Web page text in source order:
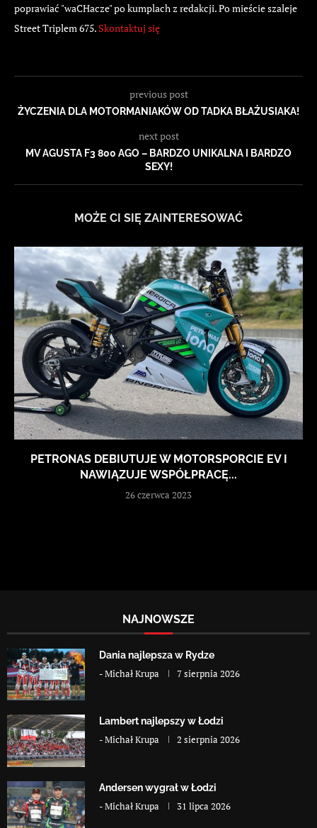
poprawiać "waCHacze" po kumplach z redakcji. Po mieście szaleje
Street Triplem 675. Skontaktuj się
previous post
ŻYCZENIA DLA MOTORMANIAKÓW OD TADKA BŁAŻUSIAKA!
next post
MV AGUSTA F3 800 AGO – BARDZO UNIKALNA I BARDZO
SEXY!
MOŻE CI SIĘ ZAINTERESOWAĆ
PETRONAS DEBIUTUJE W MOTORSPORCIE EV I
NAWIĄZUJE WSPÓŁPRACĘ...
26 czerwca 2023
NAJNOWSZE
Dania najlepsza w Rydze
-Michał Krupa 7 sierpnia 2026
Lambert najlepszy w Łodzi
-Michał Krupa 2 sierpnia 2026
Andersen wygrał w Łodzi
-Michał Krupa 31 lipca 2026